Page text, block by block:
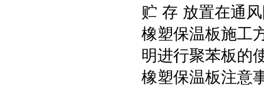
贮 存 放置在通
橡塑保温板施工
明进行聚苯板的
橡塑保温板注意